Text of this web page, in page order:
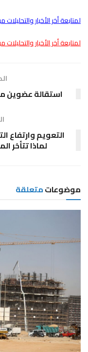
لمتابعة أخر الأخبار
لمتابعة أخر الأخبار
استقالة عضوين
التعويم وارتفاع
لماذا تتأخر
موضوعاتمتعلقة